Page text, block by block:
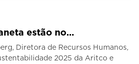
estão no...
Diretora de Recursos Humanos,
2025 da Aritco e